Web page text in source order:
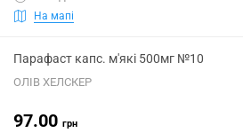
На мапі
Парафаст капс. м'які 500мг №10
ОЛІВ ХЕЛСКЕР
97.00 грн